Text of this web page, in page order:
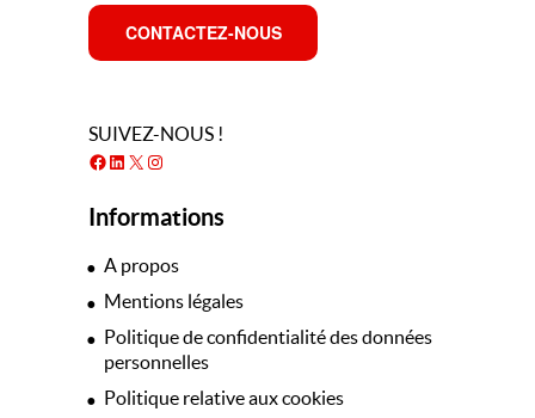
CONTACTEZ-NOUS
SUIVEZ-NOUS !
Facebook
LinkedIn
X Instagram
Informations
A propos
Mentions légales
Politique de confidentialité des données
personnelles
Politique relative aux cookies